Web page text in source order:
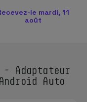
le mardi, 11
août
- Adaptateur
Auto